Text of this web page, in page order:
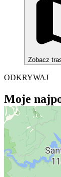
Zobacz
ODKRYWAJ
Moje